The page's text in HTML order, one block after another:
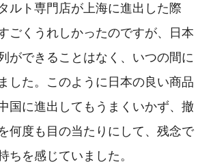
ルト専門店が上海に進出した際
ごくうれしかったのですが、日本
ができることはなく、いつの間に
した。このように日本の良い商品
国に進出してもうまくいかず、撤
何度も目の当たりにして、残念で
ちを感じていました。